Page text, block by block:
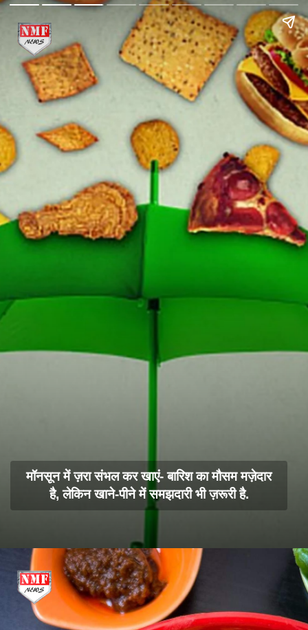
मॉनसून में ज़रा संभल कर खाएं- बारिश का मौसम मज़ेदार
है, लेकिन खाने-पीने में समझदारी भी ज़रूरी है.